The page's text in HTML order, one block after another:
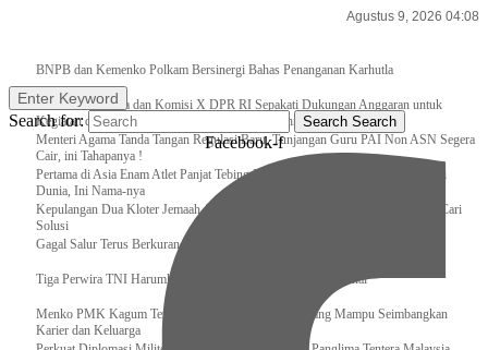
Agustus 9, 2026 04:08
BNPB dan Kemenko Polkam Bersinergi Bahas Penanganan Karhutla
Raker Kemenpora dan Komisi X DPR RI Sepakati Dukungan Anggaran untuk
Kegiatan dan Program Prioritas Pemuda dan Olahraga
Menteri Agama Tanda Tangan Regulasi Baru, Tunjangan Guru PAI Non ASN Segera
Cair, ini Tahapanya !
Pertama di Asia Enam Atlet Panjat Tebing Indonesia Taklukkan Tebing Tertinggi
Dunia, Ini Nama-nya
Kepulangan Dua Kloter Jemaah Asal Surabaya Tertunda, Kemenag Upayakan Cari
Solusi
Gagal Salur Terus Berkurang, Gus Ipul: 405 Ribu Lebih Bansos Cair
Tiga Perwira TNI Harumkan Indonesia Di Kancah Internasional
Menko PMK Kagum Terhadap Perempuan Modern yang Mampu Seimbangkan
Karier dan Keluarga
Enter Keyword
Search for: Search Search
Facebook-f